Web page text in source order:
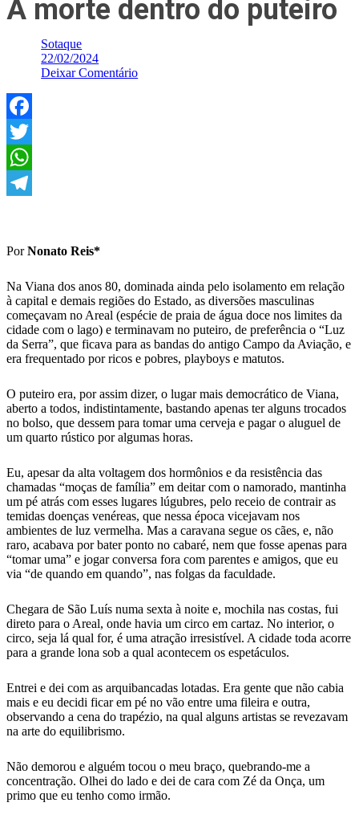
A morte dentro do puteiro
Sotaque
22/02/2024
Deixar Comentário
Facebook
Twitter
WhatsApp
PorNonato Reis*
Na Viana dos anos 80, dominada ainda pelo isolamento em relação
à capital e demais regiões do Estado, as diversões masculinas
começavam no Areal (espécie de praia de água doce nos limites da
cidade com o lago) e terminavam no puteiro, de preferência o “Luz
da Serra”, que ficava para as bandas do antigo Campo da Aviação, e
era frequentado por ricos e pobres, playboys e matutos.
O puteiro era, por assim dizer, o lugar mais democrático de Viana,
aberto a todos, indistintamente, bastando apenas ter alguns trocados
no bolso, que dessem para tomar uma cerveja e pagar o aluguel de
um quarto rústico por algumas horas.
Eu, apesar da alta voltagem dos hormônios e da resistência das
chamadas “moças de família” em deitar com o namorado, mantinha
um pé atrás com esses lugares lúgubres, pelo receio de contrair as
temidas doenças venéreas, que nessa época vicejavam nos
ambientes de luz vermelha. Mas a caravana segue os cães, e, não
raro, acabava por bater ponto no cabaré, nem que fosse apenas para
“tomar uma” e jogar conversa fora com parentes e amigos, que eu
via “de quando em quando”, nas folgas da faculdade.
Chegara de São Luís numa sexta à noite e, mochila nas costas, fui
direto para o Areal, onde havia um circo em cartaz. No interior, o
circo, seja lá qual for, é uma atração irresistível. A cidade toda acorre
para a grande lona sob a qual acontecem os espetáculos.
Entrei e dei com as arquibancadas lotadas. Era gente que não cabia
mais e eu decidi ficar em pé no vão entre uma fileira e outra,
observando a cena do trapézio, na qual alguns artistas se revezavam
na arte do equilibrismo.
Não demorou e alguém tocou o meu braço, quebrando-me a
concentração. Olhei do lado e dei de cara com Zé da Onça, um
primo que eu tenho como irmão.